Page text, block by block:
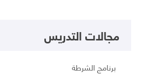
مجالات التدريس
برنامج الشرطة